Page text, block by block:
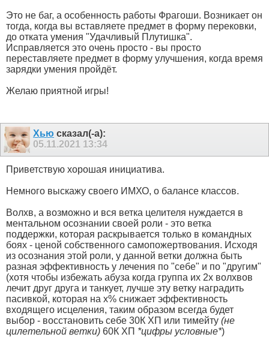
Это не баг, а особенность работы Фрагоши. Возникает он
тогда, когда вы вставляете предмет в форму перековки,
до отката умения "Удачливый Плутишка".
Исправляется это очень просто - вы просто
переставляете предмет в форму улучшения, когда время
зарядки умения пройдёт.
Желаю приятной игры!
Хью сказал(-а):
05.11.2021 13:34
Приветствую хорошая инициатива.
Немного выскажу своего ИМХО, о балансе классов.
Волхв, а возможно и вся ветка целителя нуждается в
ментальном осознании своей роли - это ветка
поддержки, которая раскрывается только в командных
боях - ценой собственного самопожертвования. Исходя
из осознания этой роли, у данной ветки должна быть
разная эффективность у лечения по "себе" и по "другим"
(хотя чтобы избежать абуза когда группа их 2х волхвов
лечит друг друга и танкует, лучше эту ветку наградить
пасивкой, которая на x% снижает эффективность
входящего исцеления, таким образом всегда будет
выбор - восстановить себе 30К ХП или тимейту (не
цилетельной ветки) 60К ХП *цифры условные*)